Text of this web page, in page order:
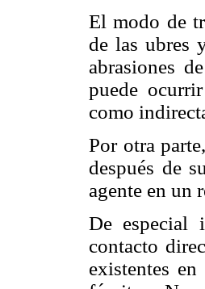
El modo de
de las ubres
abrasiones
puede
como
Por otra
después de
agente en un
De especial
contacto
existentes